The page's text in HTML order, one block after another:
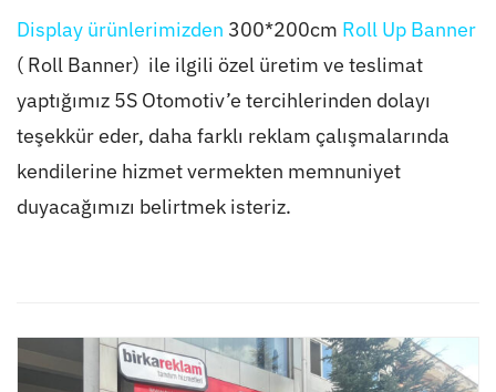
Display ürünlerimizden 300*200cm Roll Up Banner
( Roll Banner) ile ilgili özel üretim ve teslimat
yaptığımız 5S Otomotiv’e tercihlerinden dolayı
teşekkür eder, daha farklı reklam çalışmalarında
kendilerine hizmet vermekten memnuniyet
duyacağımızı belirtmek isteriz.